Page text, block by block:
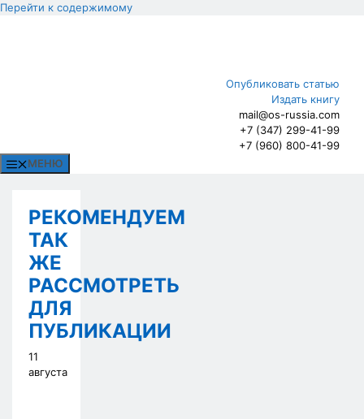
Перейти к содержимому
Опубликовать статью
Издать книгу
mail@os-russia.com
+7 (347) 299-41-99
+7 (960) 800-41-99
МЕНЮ
РЕКОМЕНДУЕМ
ТАК
ЖЕ
РАССМОТРЕТЬ
ДЛЯ
ПУБЛИКАЦИИ
11
августа